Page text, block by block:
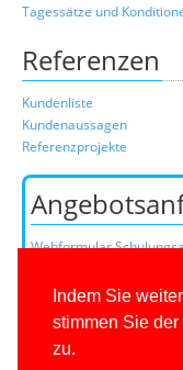
Indem Sie
stimmen Sie
zu.
Tagessätze und
Referenzen
Kundenliste
Kundenaussagen
Referenzprojekte
Webformular
oder über unser
Telefon
+49 (0)201
E-Mail: